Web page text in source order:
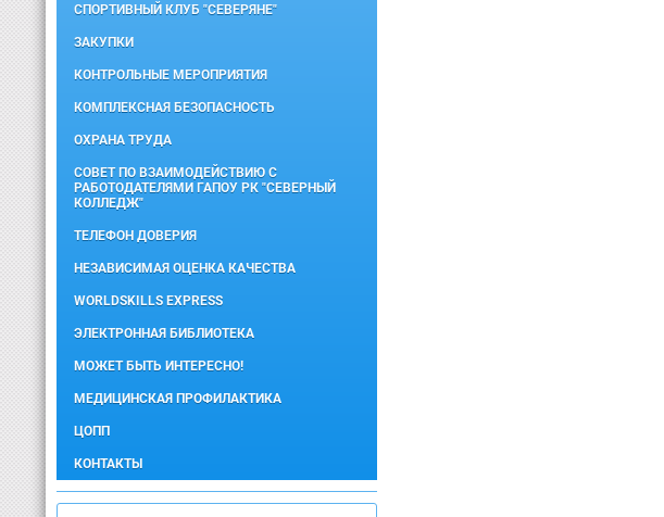
СПОРТИВНЫЙ КЛУБ "СЕВЕРЯНЕ"
ЗАКУПКИ
КОНТРОЛЬНЫЕ МЕРОПРИЯТИЯ
КОМПЛЕКСНАЯ БЕЗОПАСНОСТЬ
ОХРАНА ТРУДА
СОВЕТ ПО ВЗАИМОДЕЙСТВИЮ С
РАБОТОДАТЕЛЯМИ ГАПОУ РК "СЕВЕРНЫЙ
КОЛЛЕДЖ"
ТЕЛЕФОН ДОВЕРИЯ
НЕЗАВИСИМАЯ ОЦЕНКА КАЧЕСТВА
WORLDSKILLS EXPRESS
ЭЛЕКТРОННАЯ БИБЛИОТЕКА
МОЖЕТ БЫТЬ ИНТЕРЕСНО!
МЕДИЦИНСКАЯ ПРОФИЛАКТИКА
ЦОПП
КОНТАКТЫ